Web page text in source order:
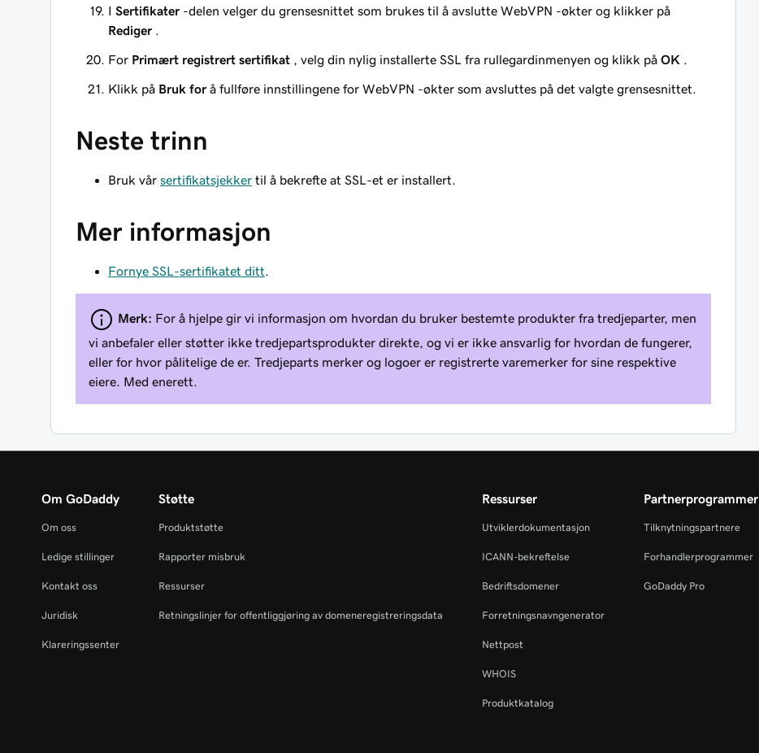
I Sertifikater -delen velger du grensesnittet som brukes til å avslutte WebVPN -økter og klikker på
Rediger
For Primært registrert sertifikat , velg din nylig installerte SSL fra rullegardinmenyen og klikk på OK
Klikk på Bruk for å fullføre innstillingene for WebVPN -økter som avsluttes på det valgte grensesnittet.
Neste trinn
Bruk vår sertifikatsjekker til å bekrefte at SSL-et er installert.
Mer informasjon
Fornye SSL-sertifikatet ditt
Merk: For å hjelpe gir vi informasjon om hvordan du bruker bestemte produkter fra tredjeparter, men
vi anbefaler eller støtter ikke tredjepartsprodukter direkte, og vi er ikke ansvarlig for hvordan de fungerer,
eller for hvor pålitelige de er. Tredjeparts merker og logoer er registrerte varemerker for sine respektive
eiere. Med enerett.
Om GoDaddy
Om oss
Ledige stillinger
Kontakt oss
Juridisk
Klareringssenter
Støtte
Produktstøtte
Rapporter misbruk
Ressurser
Retningslinjer for offentliggjøring av domeneregistreringsdata
Ressurser
Utviklerdokumentasjon
ICANN-bekreftelse
Bedriftsdomener
Forretningsnavngenerator
Nettpost
WHOIS
Produktkatalog
Partnerprogrammer
Tilknytningspartnere
Forhandlerprogrammer
GoDaddy Pro